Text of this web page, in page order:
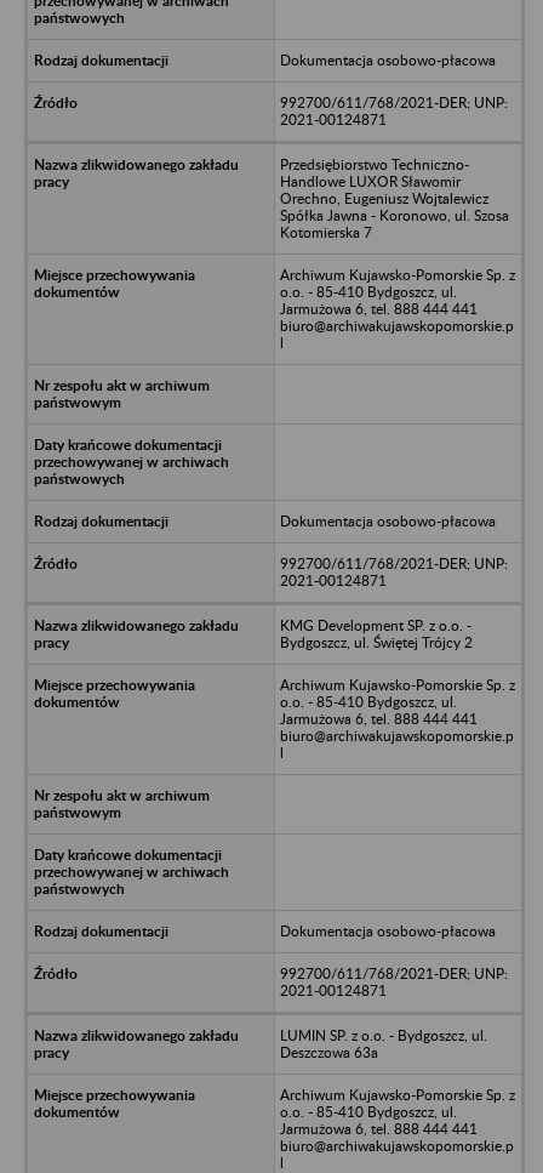
Dokumentacja osobowo-płacowa
992700/611/768/2021-DER; UNP:
2021-00124871
Przedsiębiorstwo Techniczno-
Handlowe LUXOR Sławomir
Orechno, Eugeniusz Wojtalewicz
Spółka Jawna - Koronowo, ul. Szosa
Kotomierska 7
Archiwum Kujawsko-Pomorskie Sp. z
o.o. - 85-410 Bydgoszcz, ul.
Jarmużowa 6, tel. 888 444 441
biuro@archiwakujawskopomorskie.p
l
Dokumentacja osobowo-płacowa
992700/611/768/2021-DER; UNP:
2021-00124871
KMG Development SP. z o.o. -
Bydgoszcz, ul. Świętej Trójcy 2
Archiwum Kujawsko-Pomorskie Sp. z
o.o. - 85-410 Bydgoszcz, ul.
Jarmużowa 6, tel. 888 444 441
biuro@archiwakujawskopomorskie.p
l
Dokumentacja osobowo-płacowa
992700/611/768/2021-DER; UNP:
2021-00124871
LUMIN SP. z o.o. - Bydgoszcz, ul.
Deszczowa 63a
Archiwum Kujawsko-Pomorskie Sp. z
o.o. - 85-410 Bydgoszcz, ul.
Jarmużowa 6, tel. 888 444 441
biuro@archiwakujawskopomorskie.p
l